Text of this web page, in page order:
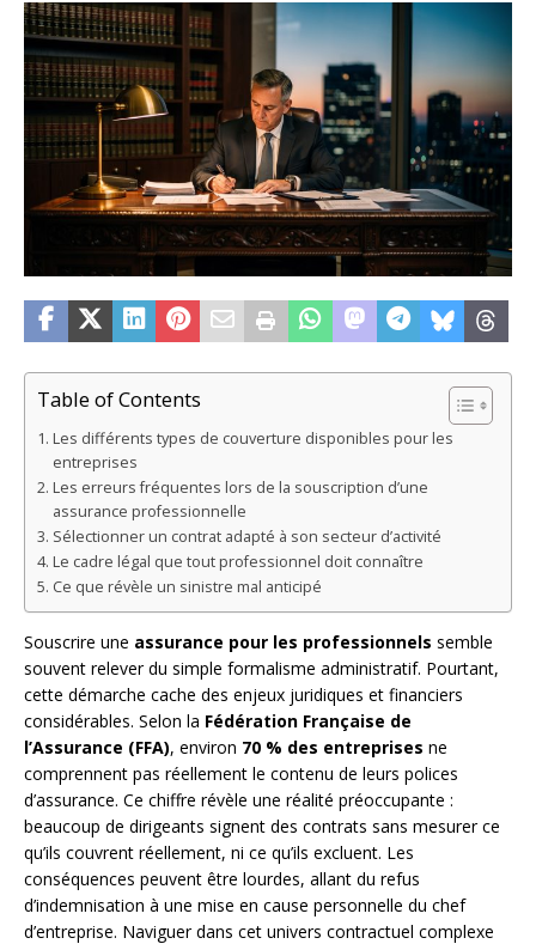
Table of Contents
Les différents types de couverture disponibles pour les
entreprises
Les erreurs fréquentes lors de la souscription d’une
assurance professionnelle
Sélectionner un contrat adapté à son secteur d’activité
Le cadre légal que tout professionnel doit connaître
Ce que révèle un sinistre mal anticipé
Souscrire une assurance pour les professionnels semble
souvent relever du simple formalisme administratif. Pourtant,
cette démarche cache des enjeux juridiques et financiers
considérables. Selon la Fédération Française de
l’Assurance (FFA), environ 70 % des entreprises ne
comprennent pas réellement le contenu de leurs polices
d’assurance. Ce chiffre révèle une réalité préoccupante :
beaucoup de dirigeants signent des contrats sans mesurer ce
qu’ils couvrent réellement, ni ce qu’ils excluent. Les
conséquences peuvent être lourdes, allant du refus
d’indemnisation à une mise en cause personnelle du chef
d’entreprise. Naviguer dans cet univers contractuel complexe